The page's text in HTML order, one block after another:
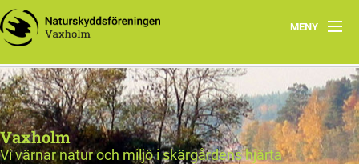
MENY
Välkommen!
Nyheter
Verksamhet
Vaxholm
Vi värnar natur och miljö i skärgårdens hjärta